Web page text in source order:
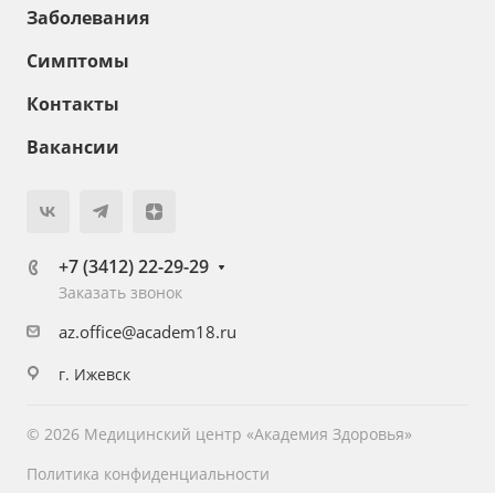
Заболевания
Симптомы
Контакты
Вакансии
+7 (3412) 22-29-29
Заказать звонок
az.office@academ18.ru
г. Ижевск
© 2026 Медицинский центр «Академия Здоровья»
Политика конфиденциальности